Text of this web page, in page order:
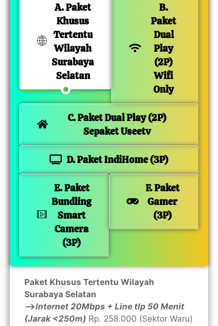
A. Paket
Khusus
Tertentu
Wilayah
Surabaya
Selatan
B.
Paket
Dual
Play
(2P)
Wifi
Only
C. Paket Dual Play (2P)
Sepaket Useetv
D. Paket IndiHome (3P)
E. Paket
Bundling
Smart
Camera
(3P)
F. Paket
Gamer
(3P)
Paket Khusus Tertentu Wilayah
Surabaya Selatan
—>Internet 20Mbps + Line tlp 50 Menit
(Jarak <250m) Rp. 258.000 (Sektor Waru)